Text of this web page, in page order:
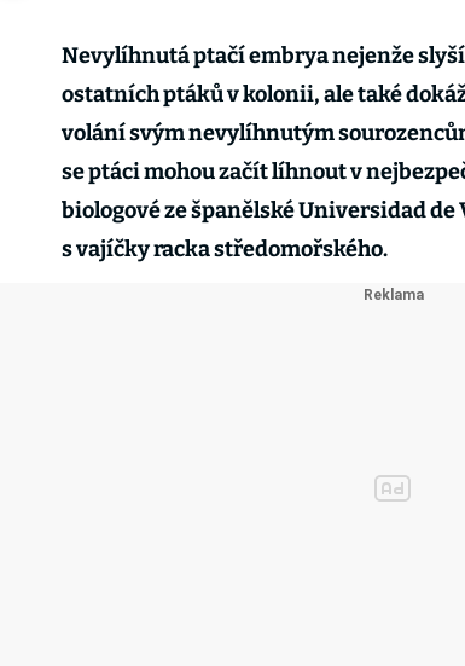
Nevylíhnutá ptačí embrya nejenže
ostatních ptáků v kolonii, ale také
volání svým nevylíhnutým
se ptáci mohou začít líhnout v
biologové ze španělské Universidad
s vajíčky racka středomořského.